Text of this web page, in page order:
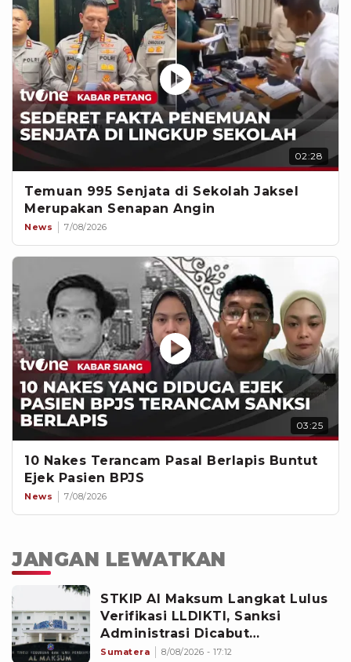
02:28
Temuan 995 Senjata di Sekolah Jaksel
Merupakan Senapan Angin
News 7/08/2026
03:25
10 Nakes Terancam Pasal Berlapis Buntut
Ejek Pasien BPJS
News 7/08/2026
JANGAN LEWATKAN
STKIP Al Maksum Langkat Lulus
Verifikasi LLDIKTI, Sanksi
Administrasi Dicabut
Kemdiktisaintek
Sumatera 8/08/2026 - 17:12